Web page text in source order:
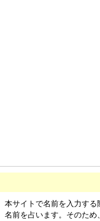
本サイトで名前を入力す
名前を占います。そのた